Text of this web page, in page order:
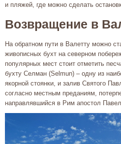
и пляжей, где можно сделать
Возвращение в
На обратном пути в Валетту можно
живописных бухт на северном
популярных мест стоит отметить
бухту Селман (Selmun) – одну из
якорной стоянки, и залив Святого
согласно местным преданиям,
направлявшийся в Рим апостол